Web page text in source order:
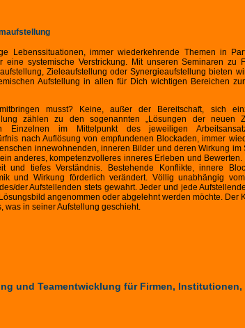
Lebenssituationen, immer wiederkehrende Themen in
eine systemische Verstrickung. Mit unseren Seminaren zu
Zieleaufstellung oder Synergieaufstellung bieten
Aufstellung in allen für Dich wichtigen Bereichen
musst? Keine, außer der Bereitschaft, sich
zählen zu den sogenannten „Lösungen der neuen
Einzelnen im Mittelpunkt des jeweiligen
nach Auflösung von empfundenen Blockaden, immer
innewohnenden, inneren Bilder und deren Wirkung im
anderes, kompetenzvolleres inneres Erleben und
und tiefes Verständnis. Bestehende Konflikte, innere
und Wirkung förderlich verändert. Völlig unabhängig
der Aufstellenden stets gewahrt. Jeder und jede
angenommen oder abgelehnt werden möchte. Der
was in seiner Aufstellung geschieht.
und Teamentwicklung für Firmen,